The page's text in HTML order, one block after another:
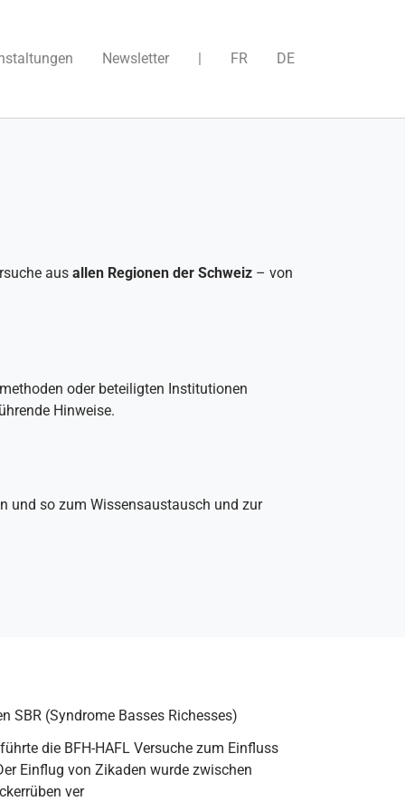
Newsletter | FR DE
aus allen Regionen der Schweiz – von
oder beteiligten Institutionen
Hinweise.
und so zum Wissensaustausch und zur
SBR (Syndrome Basses Richesses)
die BFH-HAFL Versuche zum Einfluss
Einflug von Zikaden wurde zwischen
ver